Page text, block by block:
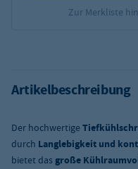
Zur Merkliste
Artikelbeschreibung
Der hochwertige
durch Langlebigkeit und
bietet dasgroße